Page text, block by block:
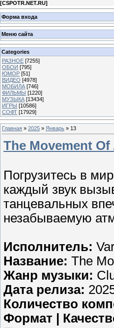
[CSPOTR.NET.RU]
Форма входа
Меню сайта
Categories
РАЗНОЕ [7255]
ОБОИ [795]
ЮМОР [51]
ВИДЕО [4978]
МОБИЛА [746]
ФИЛЬМЫ [1220]
МУЗЫКА [13434]
ИГРЫ [10586]
СОФТ [17929]
Главная » 2025 » Январь » 13
The Movement
Погрузитесь в
каждый звук
танцевальных
незабываемую
Исполнитель:
Название: The
Жанр музыки:
Дата релиза:
Количество
Формат |